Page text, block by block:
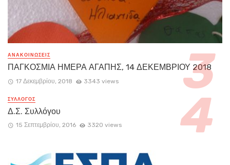
ΑΝΑΚΟΙΝΏΣΕΙΣ
ΠΑΓΚΟΣΜΙΑ ΗΜΕΡΑ ΑΓΑΠΗΣ, 14 ΔΕΚΕΜΒΡΙΟΥ 2018
17 Δεκεμβρίου, 2018 3343 views
ΣΥΛΛΟΓΟΣ
Δ.Σ. Συλλόγου
15 Σεπτεμβρίου, 2016 3320 views